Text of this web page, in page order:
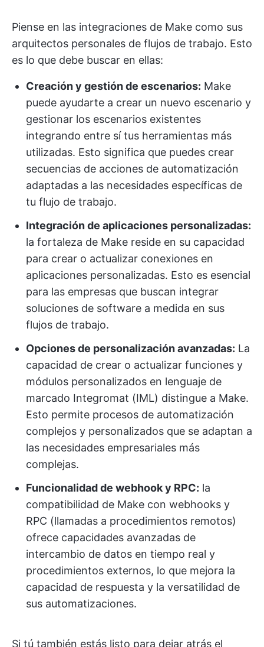
Piense en las integraciones de Make como sus
arquitectos personales de flujos de trabajo. Esto
es lo que debe buscar en ellas:
Creación y gestión de escenarios: Make
puede ayudarte a crear un nuevo escenario y
gestionar los escenarios existentes
integrando entre sí tus herramientas más
utilizadas. Esto significa que puedes crear
secuencias de acciones de automatización
adaptadas a las necesidades específicas de
tu flujo de trabajo.
Integración de aplicaciones personalizadas:
la fortaleza de Make reside en su capacidad
para crear o actualizar conexiones en
aplicaciones personalizadas. Esto es esencial
para las empresas que buscan integrar
soluciones de software a medida en sus
flujos de trabajo.
Opciones de personalización avanzadas: La
capacidad de crear o actualizar funciones y
módulos personalizados en lenguaje de
marcado Integromat (IML) distingue a Make.
Esto permite procesos de automatización
complejos y personalizados que se adaptan a
las necesidades empresariales más
complejas.
Funcionalidad de webhook y RPC: la
compatibilidad de Make con webhooks y
RPC (llamadas a procedimientos remotos)
ofrece capacidades avanzadas de
intercambio de datos en tiempo real y
procedimientos externos, lo que mejora la
capacidad de respuesta y la versatilidad de
sus automatizaciones.
Si tú también estás listo para dejar atrás el